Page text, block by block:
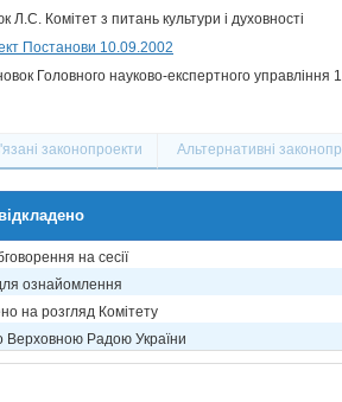
Л.С. Комітет з питань культури і духовності
Постанови 10.09.2002
Головного науково-експертного
законопроекти Альтернативні
на сесії
ознайомлення
на розгляд Комітету
Радою України